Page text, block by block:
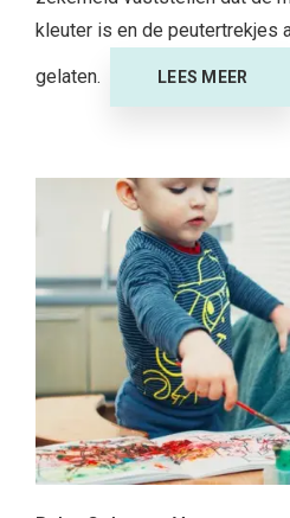
kleuter is en de peutertrekjes
gelaten. LEES MEER